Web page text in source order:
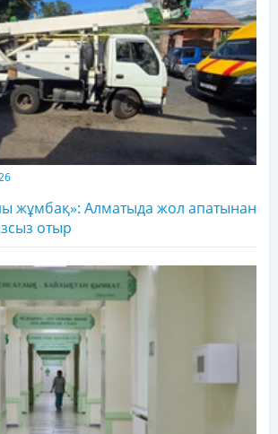
жұмбақ»: Алматыда жол апатынан
отыр